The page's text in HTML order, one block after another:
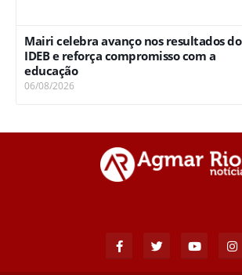
Mairi celebra avanço nos resultados do
IDEB e reforça compromisso com a
educação
06/08/2026